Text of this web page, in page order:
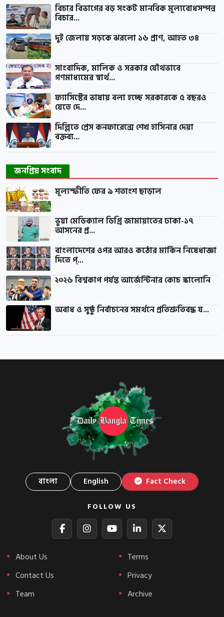
বিচার বিভাগের বড় সংকট মানবিক মূল্যবোধসম্পন্ন
বিচার...
দুই জেলায় সড়কে ঝরলো ১৬ প্রাণ, আহত ৩৪
সাংবাদিক, মালিক ও সরকার যৌথভাবে
গণমাধ্যমের স্বার্থ...
ফ্যাসিস্টের ভাষায় বলা হচ্ছে সরকারকে ৫ বছরও
যেতে দে...
দিল্লিতে প্রেস কনফারেন্সে শেখ হাসিনার দেয়া
বক্তব্য...
জনপ্রিয় সংবাদ
মূল্যস্ফীতি ফের ৯ শতাংশ ছাড়াল
ভুয়া মেডিক্যাল ডিগ্রি জামায়াতের ঢাকা-১৭
আসনের প্র...
বাংলাদেশের ওপর আরও কঠোর মার্কিন নিষেধাজ্ঞা
দিতে প্...
২০২৬ বিশ্বকাপ পর্যন্ত আর্জেন্টিনার কোচ স্কালোনি
অবাধ ও সুষ্ঠু নির্বাচনের সমর্থনে প্রতিশ্রুতিবদ্ধ য...
বাংলা English Fact Check
FOLLOW US
About Us
Contact Us
Team
Terms
Privacy
Archive